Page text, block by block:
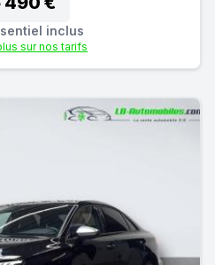
inclus
sur nos tarifs